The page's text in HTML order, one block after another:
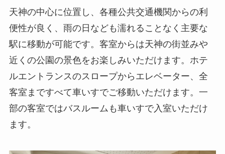
天神の中心に位置し、各種公共交通機関からの利
便性が良く、雨の日なども濡れることなく主要な
駅に移動が可能です。客室からは天神の街並みや
近くの公園の景色をお楽しみいただけます。ホテ
ルエントランスのスロープからエレベーター、全
客室まですべて車いすでご移動いただけます。一
部の客室ではバスルームも車いすで入室いただけ
ます。